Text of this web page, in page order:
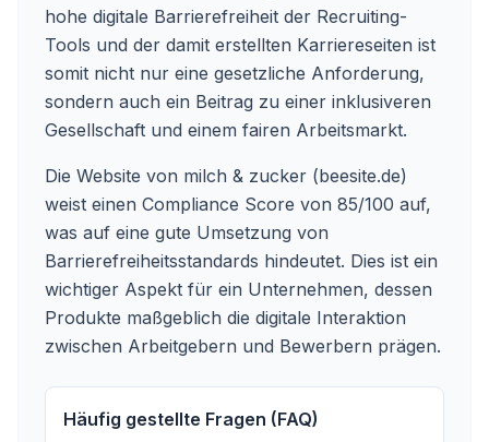
hohe digitale Barrierefreiheit der Recruiting-
Tools und der damit erstellten Karriereseiten ist
somit nicht nur eine gesetzliche Anforderung,
sondern auch ein Beitrag zu einer inklusiveren
Gesellschaft und einem fairen Arbeitsmarkt.
Die Website von milch & zucker (beesite.de)
weist einen Compliance Score von 85/100 auf,
was auf eine gute Umsetzung von
Barrierefreiheitsstandards hindeutet. Dies ist ein
wichtiger Aspekt für ein Unternehmen, dessen
Produkte maßgeblich die digitale Interaktion
zwischen Arbeitgebern und Bewerbern prägen.
Häufig gestellte Fragen (FAQ)